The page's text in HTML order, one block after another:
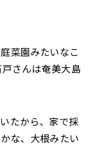
菜園みたいなこ
さんは奄美大島
たから、家で採
な、大根みたい